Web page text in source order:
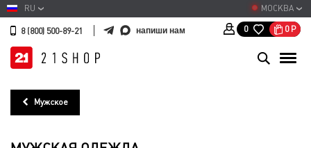
МОСКВА
RU
8 (800) 500-89-21 напиши нам 0 0 Р
Мужское